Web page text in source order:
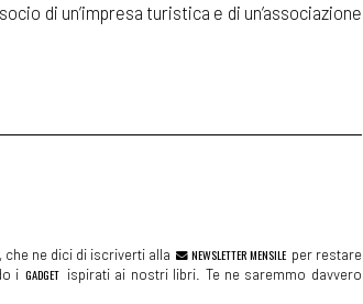
di un’impresa turistica e di un’associazione
ne dici di iscriverti alla NEWSLETTER MENSILE per restare
i GADGET ispirati ai nostri libri. Te ne saremmo davvero